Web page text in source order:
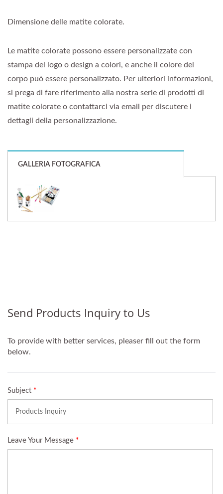
Dimensione delle matite colorate.
Le matite colorate possono essere personalizzate con
stampa del logo o design a colori, e anche il colore del
corpo può essere personalizzato. Per ulteriori informazioni,
si prega di fare riferimento alla nostra serie di prodotti di
matite colorate o contattarci via email per discutere i
dettagli della personalizzazione.
GALLERIA FOTOGRAFICA